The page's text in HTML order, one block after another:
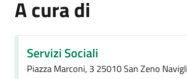
A cura di
Servizi Sociali
Piazza Marconi, 3 25010 San Zeno